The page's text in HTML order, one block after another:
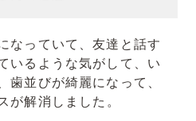
なっていて、友達と話す
いるような気がして、い
歯並びが綺麗になって、
が解消しました。